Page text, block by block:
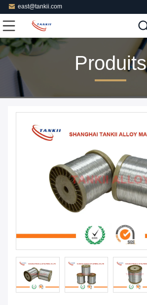
east@tankii.com
Produits